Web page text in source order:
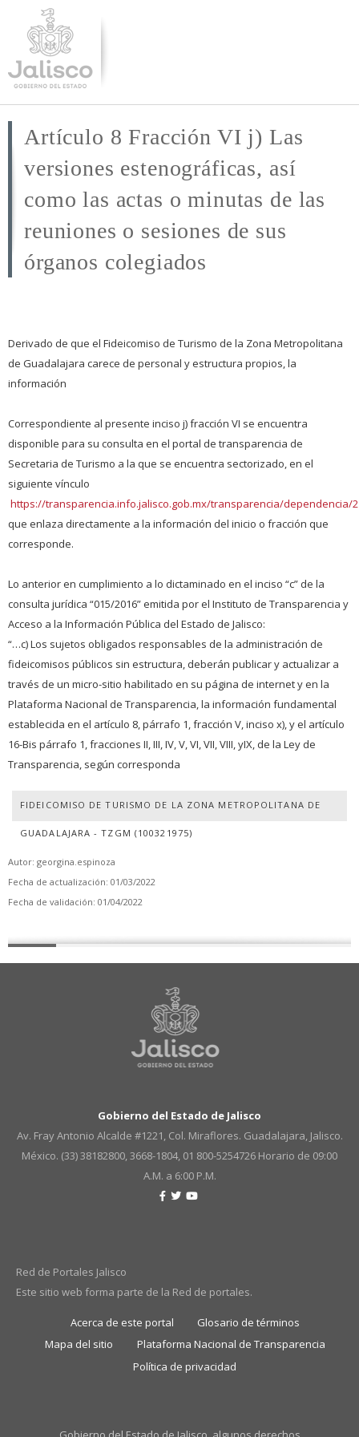
Artículo 8 Fracción VI j) Las
versiones estenográficas, así
como las actas o minutas de las
reuniones o sesiones de sus
órganos colegiados
Derivado de que el Fideicomiso de Turismo de la Zona Metropolitana
de Guadalajara carece de personal y estructura propios, la
información
Correspondiente al presente inciso j) fracción VI se encuentra
disponible para su consulta en el portal de transparencia de
Secretaria de Turismo a la que se encuentra sectorizado, en el
siguiente vínculo
https://transparencia.info.jalisco.gob.mx/transparencia/dependencia/
que enlaza directamente a la información del inicio o fracción que
corresponde.
Lo anterior en cumplimiento a lo dictaminado en el inciso “c” de la
consulta jurídica “015/2016” emitida por el Instituto de Transparencia y
Acceso a la Información Pública del Estado de Jalisco:
“…c) Los sujetos obligados responsables de la administración de
fideicomisos públicos sin estructura, deberán publicar y actualizar a
través de un micro-sitio habilitado en su página de internet y en la
Plataforma Nacional de Transparencia, la información fundamental
establecida en el artículo 8, párrafo 1, fracción V, inciso x), y el artículo
16-Bis párrafo 1, fracciones II, III, IV, V, VI, VII, VIII, yIX, de la Ley de
Transparencia, según corresponda
FIDEICOMISO DE TURISMO DE LA ZONA METROPOLITANA DE
GUADALAJARA - TZGM (100321975)
Autor: georgina.espinoza
Fecha de actualización: 01/03/2022
Fecha de validación: 01/04/2022
Gobierno del Estado de Jalisco
Av. Fray Antonio Alcalde #1221, Col. Miraflores. Guadalajara, Jalisco.
México. (33) 38182800, 3668-1804, 01 800-5254726 Horario de 09:00
A.M. a 6:00 P.M.
Red de Portales Jalisco
Este sitio web forma parte de la Red de portales.
Acerca de este portal
Glosario de términos
Mapa del sitio
Plataforma Nacional de Transparencia
Política de privacidad